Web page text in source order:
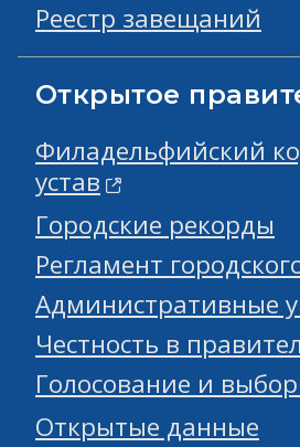
Реестр завещаний
Открытое
Филадельфийский
устав
Городские рекорды
Регламент
Административные
Честность в
Голосование и
Открытые данные